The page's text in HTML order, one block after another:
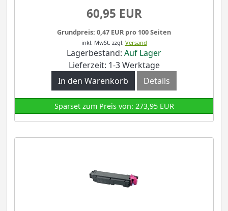
60,95 EUR
Grundpreis: 0,47 EUR pro 100 Seiten
inkl. MwSt. zzgl. Versand
Lagerbestand: Auf Lager
Lieferzeit: 1-3 Werktage
In den Warenkorb
Details
Sparset zum Preis von: 273,95 EUR